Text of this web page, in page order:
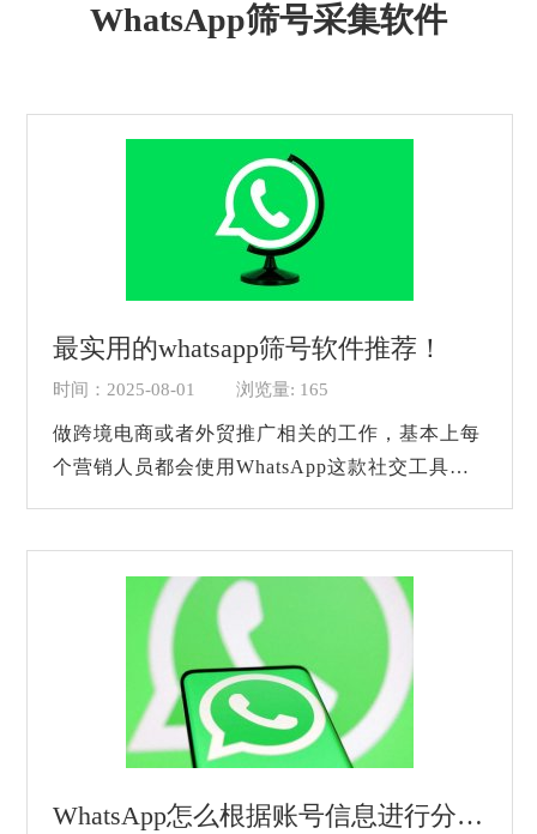
WhatsApp筛号采集软件
最实用的whatsapp筛号软件推荐！
时间：2025-08-01 浏览量: 165
做跨境电商或者外贸推广相关的工作，基本上每
个营销人员都会使用WhatsApp这款社交工具，
WhatsApp怎么根据账号信息进行分类？